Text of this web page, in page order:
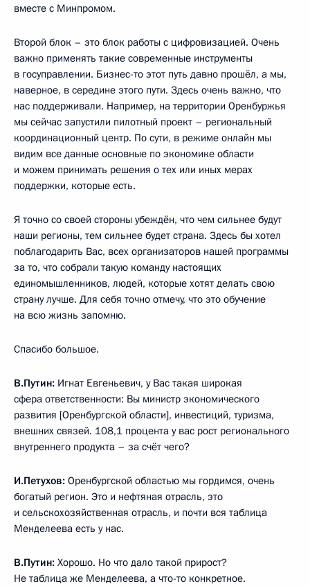
вместе с Минпромом.
Второй блок – это блок работы с цифровизацией. Очень
важно применять такие современные инструменты
в госуправлении. Бизнес-то этот путь давно прошёл, а мы,
наверное, в середине этого пути. Здесь очень важно, что
нас поддерживали. Например, на территории Оренбуржья
мы сейчас запустили пилотный проект – региональный
координационный центр. По сути, в режиме онлайн мы
видим все данные основные по экономике области
и можем принимать решения о тех или иных мерах
поддержки, которые есть.
Я точно со своей стороны убеждён, что чем сильнее будут
наши регионы, тем сильнее будет страна. Здесь бы хотел
поблагодарить Вас, всех организаторов нашей программы
за то, что собрали такую команду настоящих
единомышленников, людей, которые хотят делать свою
страну лучше. Для себя точно отмечу, что это обучение
на всю жизнь запомню.
Спасибо большое.
В.Путин: Игнат Евгеньевич, у Вас такая широкая
сфера ответственности: Вы министр экономического
развития [Оренбургской области], инвестиций, туризма,
внешних связей. 108,1 процента у вас рост регионального
внутреннего продукта – за счёт чего?
И.Петухов: Оренбургской областью мы гордимся, очень
богатый регион. Это и нефтяная отрасль, это
и сельскохозяйственная отрасль, и почти вся таблица
Менделеева есть у нас.
В.Путин: Хорошо. Но что дало такой прирост?
Не таблица же Менделеева, а что-то конкретное.